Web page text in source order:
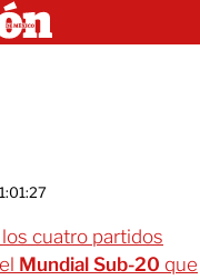
cuatro partidos
Mundial Sub-20 que